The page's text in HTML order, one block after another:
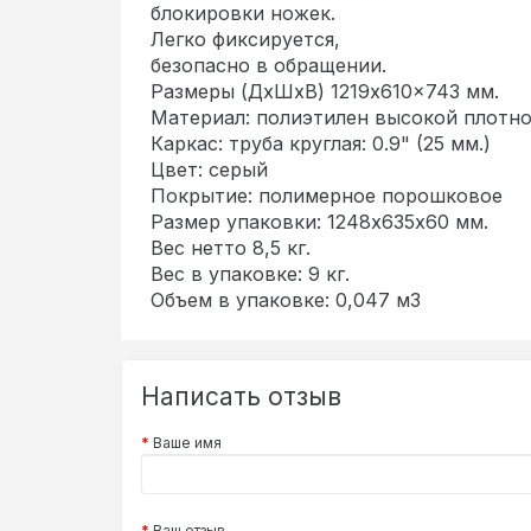
блокировки ножек.
Легко фиксируется,
безопасно в обращении.
Размеры (ДхШхВ) 1219x610x743 мм.
Материал: полиэтилен высокой
Каркас: труба круглая: 0.9" (25 мм.)
Цвет: серый
Покрытие: полимерное порошковое
Размер упаковки: 1248х635х60 мм.
Вес нетто 8,5 кг.
Вес в упаковке: 9 кг.
Объем в упаковке: 0,047 м3
Написать отзыв
Ваше имя